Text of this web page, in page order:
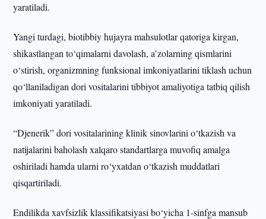
yaratiladi.
Yangi turdagi, biotibbiy hujayra mahsulotlar qatoriga kirgan,
shikastlangan to‘qimalarni davolash, a’zolarning qismlarini
o‘stirish, organizmning funksional imkoniyatlarini tiklash uchun
qo‘llaniladigan dori vositalarini tibbiyot amaliyotiga tatbiq qilish
imkoniyati yaratiladi.
“Djenerik” dori vositalarining klinik sinovlarini o‘tkazish va
natijalarini baholash xalqaro standartlarga muvofiq amalga
oshiriladi hamda ularni ro‘yxatdan o‘tkazish muddatlari
qisqartiriladi.
Endilikda xavfsizlik klassifikatsiyasi bo‘yicha 1-sinfga mansub